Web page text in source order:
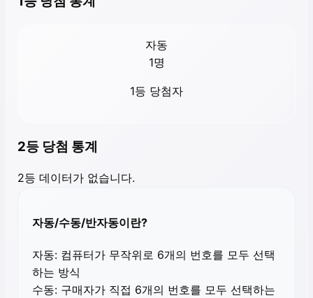
자동
1명
1등 당첨자
2등 당첨 통계
2등 데이터가 없습니다.
자동/수동/반자동이란?
자동: 컴퓨터가 무작위로 6개의 번호를 모두 선택
하는 방식
수동: 구매자가 직접 6개의 번호를 모두 선택하는